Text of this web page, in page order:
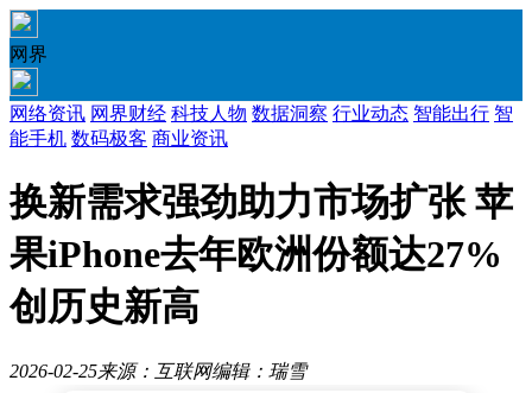
网界
网络资讯 网界财经 科技人物 数据洞察 行业动态 智能出行 智
能手机 数码极客 商业资讯
换新需求强劲助力市场扩张 苹
果iPhone去年欧洲份额达27%
创历史新高
2026-02-25来源：互联网编辑：瑞雪